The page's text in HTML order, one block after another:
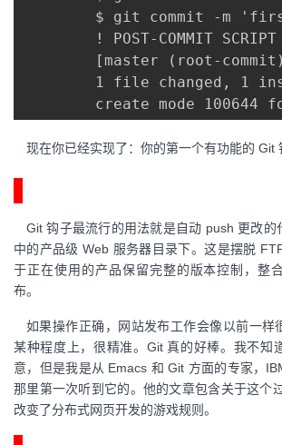
$ git commit -m
! POST-COMMIT SCRIPT
[master (root-
1 file changed, 1
现在你已经实现了：你的第一个有功能的 Git
Git 钩子最流行的用法就是自动 push 更改的
中的产品级 Web 服务器目录下。这是摆脱
于正在使用的产品保留完整的版本控制，整
布。
如果操作正确，网站发布工作会像以前一样
某种程度上，很精准。Git 真的好棒。我不知
意，但是我是从 Emacs 和 Git 方面的专家，
那里第一次听到它的。他的文章包含关于这个
改变了分布式网页开发的游戏规则。